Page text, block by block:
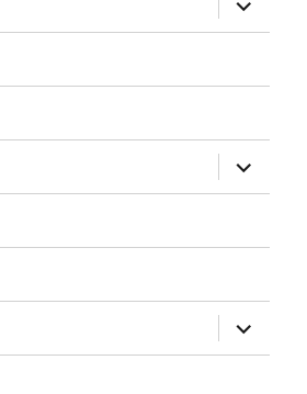
anzeigen
anzeigen
anzeigen